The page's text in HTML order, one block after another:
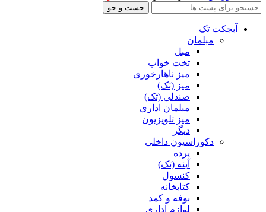
جست و جو
آبجکت تک
مبلمان
مبل
تخت خواب
میز ناهارخوری
میز (تک)
صندلی (تک)
مبلمان اداری
میز تلویزیون
دیگر
دکوراسیون داخلی
پرده
آینه (تک)
کنسول
کتابخانه
بوفه و کمد
لوازم اداری